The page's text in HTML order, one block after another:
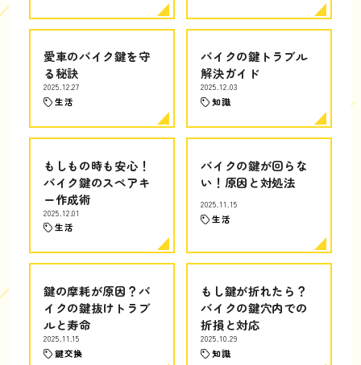
愛車のバイク鍵を守
る秘訣
2025.12.27
生活
バイクの鍵トラブル
解決ガイド
2025.12.03
知識
もしもの時も安心！
バイク鍵のスペアキ
ー作成術
2025.12.01
生活
バイクの鍵が回らな
い！原因と対処法
2025.11.15
生活
鍵の摩耗が原因？バ
イクの鍵抜けトラブ
ルと寿命
2025.11.15
鍵交換
もし鍵が折れたら？
バイクの鍵穴内での
折損と対応
2025.10.29
知識